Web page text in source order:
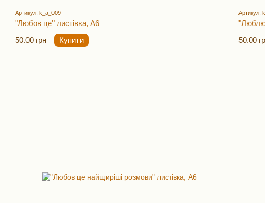
Артикул: k_a_009
"Любов це" листівка, А6
50.00 грн
Купити
Артикул:
50.00